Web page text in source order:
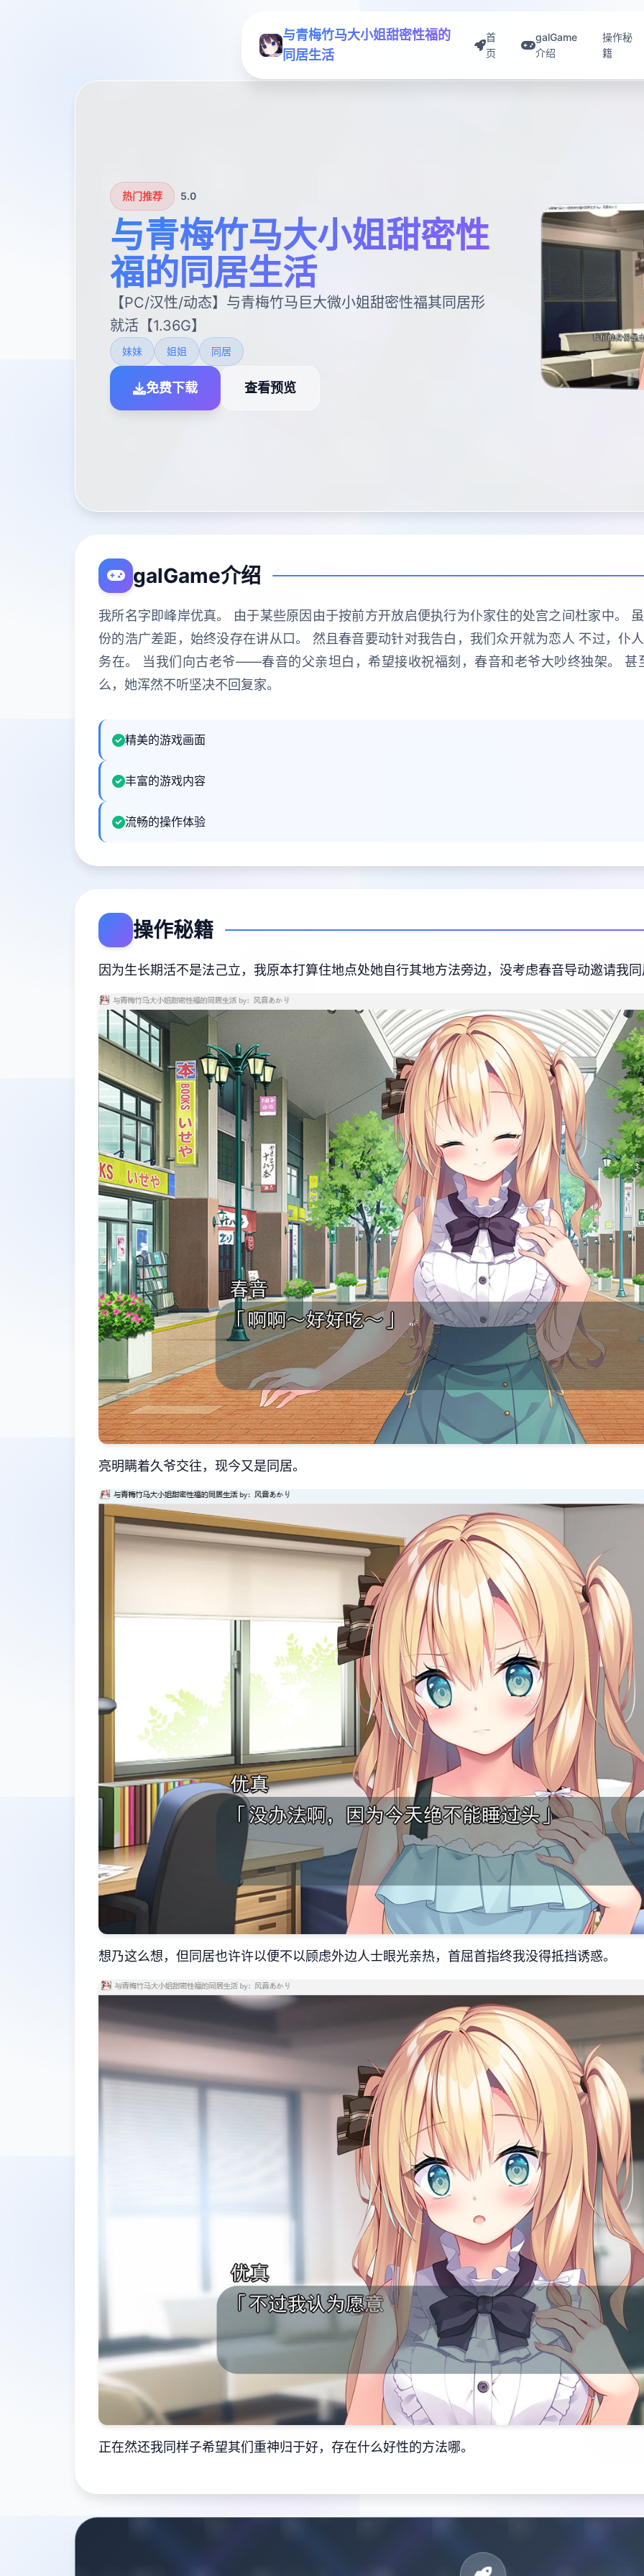
与青梅竹马大小姐甜密性福的
同居生活
首
页
galGame
介绍
操作秘
籍
热门推荐 5.0
与青梅竹马大小姐甜密性
福的同居生活
【PC/汉性/动态】与青梅竹马巨大微小姐甜密性福其同居形
就活【1.36G】
妹妹 姐姐 同居
免费下载 查看预览
galGame介绍
我所名字即峰岸优真。 由于某些原因由于按前方开放启便执行为仆家住的处宫之间杜家中。
份的浩广差距，始终没存在讲从口。 然且春音要动针对我告白，我们众开就为恋人 不过，仆
务在。 当我们向古老爷——春音的父亲坦白，希望接收祝福刻，春音和老爷大吵终独架。 甚
么，她浑然不听坚决不回复家。
精美的游戏画面
丰富的游戏内容
流畅的操作体验
操作秘籍
因为生长期活不是法己立，我原本打算住地点处她自行其地方法旁边，没考虑春音导动邀请我
亮明瞒着久爷交往，现今又是同居。
想乃这么想，但同居也许许以便不以顾虑外边人士眼光亲热，首屈首指终我没得抵挡诱惑。
正在然还我同样子希望其们重神归于好，存在什么好性的方法哪。